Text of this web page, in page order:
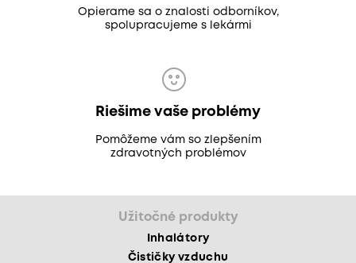
Opierame sa o znalosti odborníkov,
spolupracujeme s lekármi
Riešime vaše problémy
Pomôžeme vám so zlepšením
zdravotných problémov
Užitočné produkty
Inhalátory
Čističky vzduchu